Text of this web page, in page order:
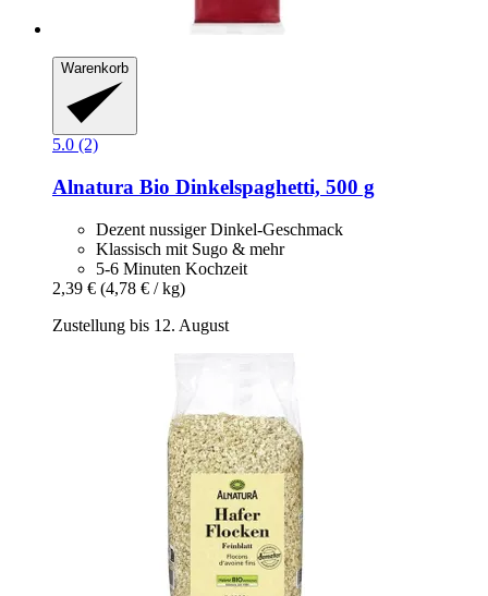
Warenkorb
5.0 (2)
Alnatura Bio Dinkelspaghetti, 500 g
Dezent nussiger Dinkel-Geschmack
Klassisch mit Sugo & mehr
5-6 Minuten Kochzeit
2,39 € (4,78 € / kg)
Zustellung bis 12. August